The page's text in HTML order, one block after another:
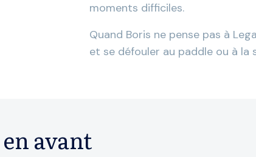
moments difficiles.
Quand Boris ne pense pas à
et se défouler au paddle ou à la
avant